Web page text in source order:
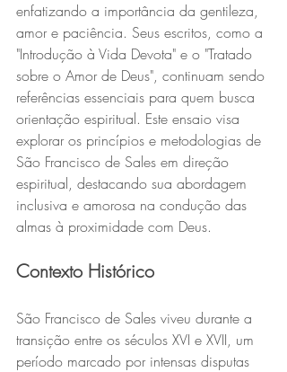
enfatizando a importância da gentileza,
amor e paciência. Seus escritos, como a
"Introdução à Vida Devota" e o "Tratado
sobre o Amor de Deus", continuam sendo
referências essenciais para quem busca
orientação espiritual. Este ensaio visa
explorar os princípios e metodologias de
São Francisco de Sales em direção
espiritual, destacando sua abordagem
inclusiva e amorosa na condução das
almas à proximidade com Deus.
Contexto Histórico
São Francisco de Sales viveu durante a
transição entre os séculos XVI e XVII, um
período marcado por intensas disputas